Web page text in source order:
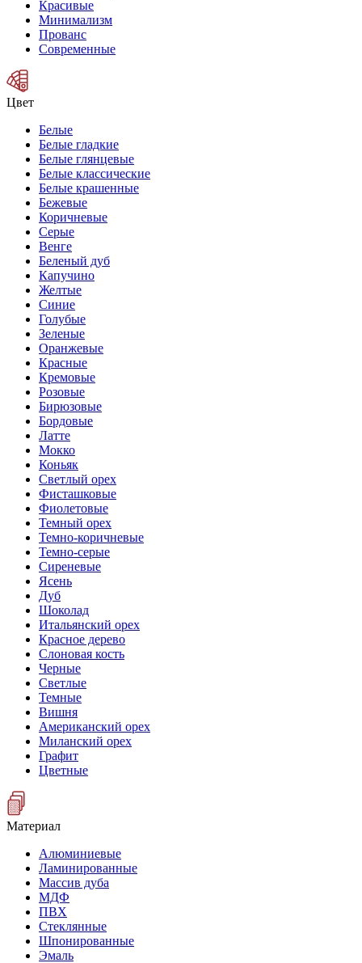
Красивые
Минимализм
Прованс
Современные
Цвет
Белые
Белые гладкие
Белые глянцевые
Белые классические
Белые крашенные
Бежевые
Коричневые
Серые
Венге
Беленый дуб
Капучино
Желтые
Синие
Голубые
Зеленые
Оранжевые
Красные
Кремовые
Розовые
Бирюзовые
Бордовые
Латте
Мокко
Коньяк
Светлый орех
Фисташковые
Фиолетовые
Темный орех
Темно-коричневые
Темно-серые
Сиреневые
Ясень
Дуб
Шоколад
Итальянский орех
Красное дерево
Слоновая кость
Черные
Светлые
Темные
Вишня
Американский орех
Миланский орех
Графит
Цветные
Материал
Алюминиевые
Ламинированные
Массив дуба
МДФ
ПВХ
Стеклянные
Шпонированные
Эмаль